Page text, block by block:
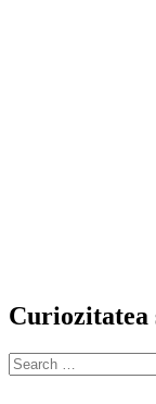
Curiozitatea
Search
for: